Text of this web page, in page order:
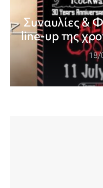
Συναυλίες &
line-up της
18/